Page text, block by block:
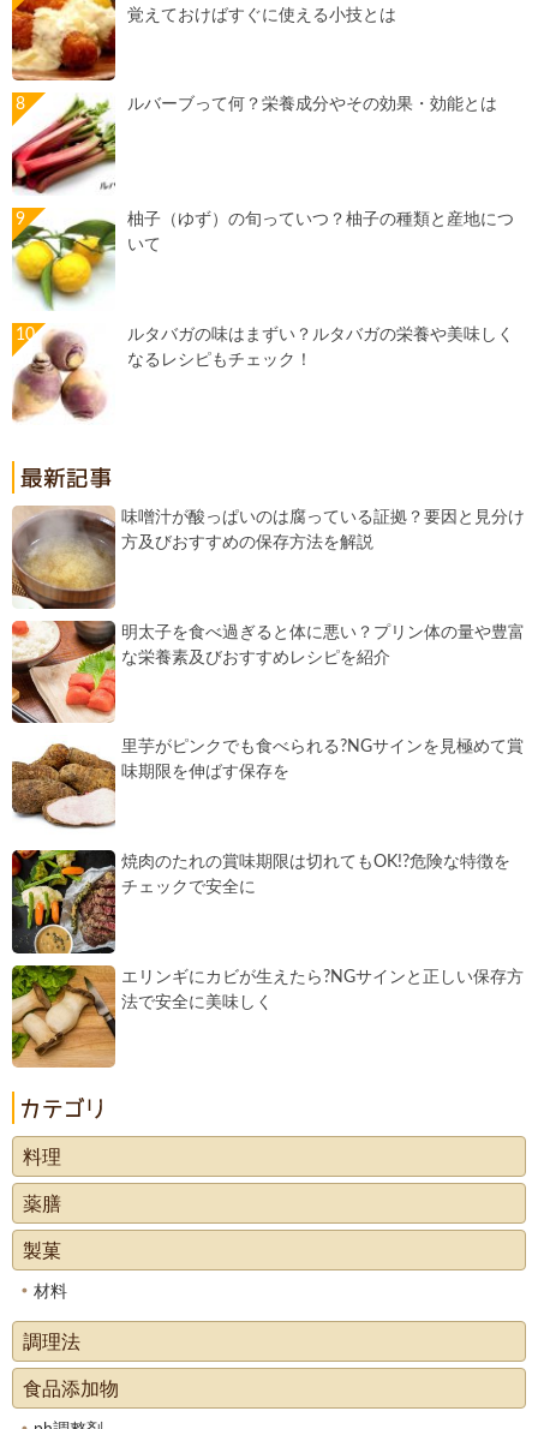
覚えておけばすぐに使える小技とは
ルバーブって何？栄養成分やその効果・効能とは
柚子（ゆず）の旬っていつ？柚子の種類と産地につ
いて
ルタバガの味はまずい？ルタバガの栄養や美味しく
なるレシピもチェック！
味噌汁が酸っぱいのは腐っている証拠？要因と見分け
方及びおすすめの保存方法を解説
明太子を食べ過ぎると体に悪い？プリン体の量や豊富
な栄養素及びおすすめレシピを紹介
里芋がピンクでも食べられる?NGサインを見極めて賞
味期限を伸ばす保存を
焼肉のたれの賞味期限は切れてもOK!?危険な特徴を
チェックで安全に
エリンギにカビが生えたら?NGサインと正しい保存方
法で安全に美味しく
料理
薬膳
製菓
材料
調理法
食品添加物